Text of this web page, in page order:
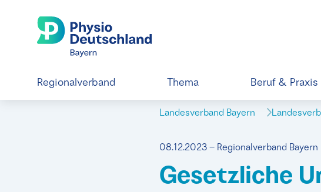
Regionalverband Thema Beruf & Praxis
Landesverband Bayern
08.12.2023 – Regionalverband Bayern
Gesetzliche